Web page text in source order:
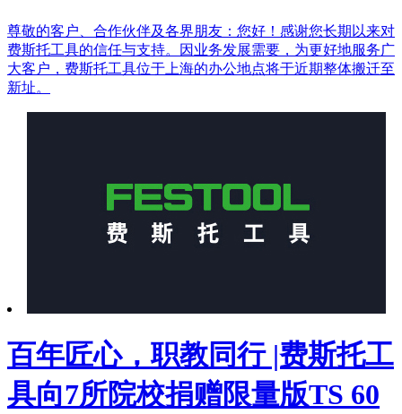
尊敬的客户、合作伙伴及各界朋友：您好！感谢您长期以来对
费斯托工具的信任与支持。因业务发展需要，为更好地服务广
大客户，费斯托工具位于上海的办公地点将于近期整体搬迁至
新址。
百年匠心，职教同行 |费斯托工
具向7所院校捐赠限量版TS 60